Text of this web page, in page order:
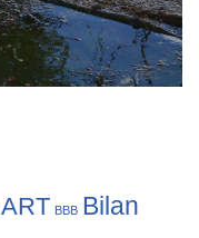
ART BBB Bilan